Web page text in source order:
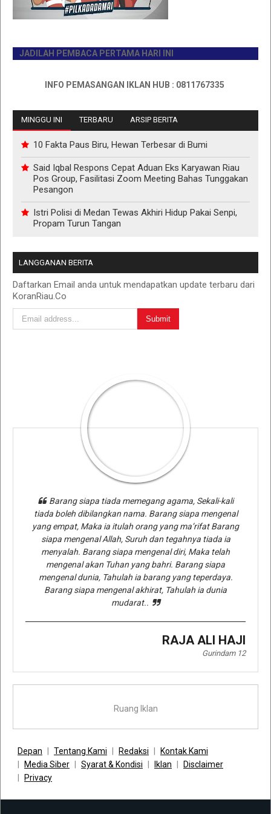
JADILAH PEMBACA PERTAMA HARI INI
INFO PEMASANGAN IKLAN HUB : 0811767335
MINGGU INI TERBARU ARSIP BERITA
10 Fakta Paus Biru, Hewan Terbesar di Bumi
Said Iqbal Respons Cepat Aduan Eks Karyawan Riau
Pos Group, Fasilitasi Zoom Meeting Bahas Tunggakan
Pesangon
Istri Polisi di Medan Tewas Akhiri Hidup Pakai Senpi,
Propam Turun Tangan
LANGGANAN BERITA
Daftarkan Email anda untuk mendapatkan update terbaru dari
KoranRiau.Co
Barang siapa tiada memegang agama, Sekali-kali
tiada boleh dibilangkan nama. Barang siapa mengenal
yang empat, Maka ia itulah orang yang ma’rifat Barang
siapa mengenal Allah, Suruh dan tegahnya tiada ia
menyalah. Barang siapa mengenal diri, Maka telah
mengenal akan Tuhan yang bahri. Barang siapa
mengenal dunia, Tahulah ia barang yang teperdaya.
Barang siapa mengenal akhirat, Tahulah ia dunia
mudarat..
RAJA ALI HAJI
Gurindam 12
Ruang Iklan
Depan Tentang Kami Redaksi
Kontak Kami
Media Siber
Syarat & Kondisi Iklan
Disclaimer
Privacy